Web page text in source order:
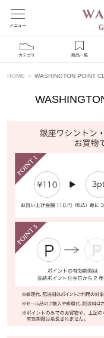
メニュー
カテゴリ 商品一覧
HOME WASHINGTON POINT